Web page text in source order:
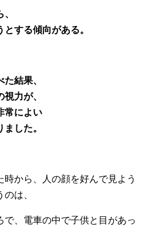
する傾向がある。
結果、
力が、
によい
した。
時から、人の顔を好んで見よう
は、
、電車の中で子供と目があっ